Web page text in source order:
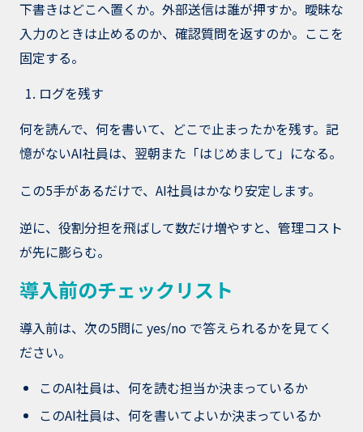
下書きはどこへ置くか。外部送信は誰が押すか。曖昧な
入力のときは止めるのか、確認質問を返すのか。ここを
固定する。
ログを残す
何を読んで、何を書いて、どこで止まったかを残す。記
憶がないAI社員は、翌朝また「はじめまして」になる。
この5手があるだけで、AI社員はかなり安定します。
逆に、役割分担を飛ばして数だけ増やすと、管理コスト
が先に膨らむ。
導入前のチェックリスト
導入前は、次の5問に yes/no で答えられるかを見てく
ださい。
このAI社員は、何を読む担当か決まっているか
このAI社員は、何を書いてよいか決まっているか